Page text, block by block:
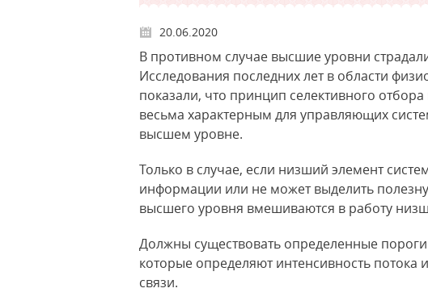
20.06.2020
В противном случае высшие уровни
Исследования последних лет в области
показали, что принцип селективного
весьма характерным для управляющих
высшем уровне.
Только в случае, если низший элемент
информации или не может выделить
высшего уровня вмешиваются в работу
Должны существовать определенные
которые определяют интенсивность
связи.